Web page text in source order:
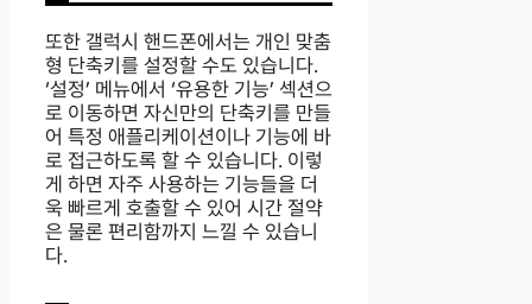
또한 갤럭시 핸드폰에서는 개인 맞춤
형 단축키를 설정할 수도 있습니다.
‘설정’ 메뉴에서 ‘유용한 기능’ 섹션으
로 이동하면 자신만의 단축키를 만들
어 특정 애플리케이션이나 기능에 바
로 접근하도록 할 수 있습니다. 이렇
게 하면 자주 사용하는 기능들을 더
욱 빠르게 호출할 수 있어 시간 절약
은 물론 편리함까지 느낄 수 있습니
다.